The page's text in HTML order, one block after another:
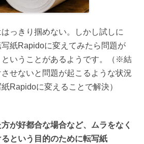
っきり掴めない。しかし試しに
写紙Rapidoに変えてみたら問題が
いうことがあるようです。（※結
せないと問題が起こるような状況
Rapidoに変えることで解決）
が好都合な場合など、ムラをなく
という目的のために転写紙